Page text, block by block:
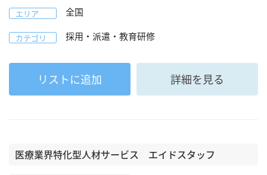
エリア 全国
カテゴリ 採用・派遣・教育研修
リストに追加 詳細を見る
医療業界特化型人材サービス エイドスタッフ